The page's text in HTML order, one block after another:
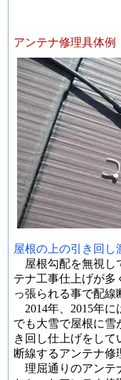
アンテナ修理具体例
屋根の上の引き回し
屋根勾配を無視し
テナ工事仕上げが多
っ張られる事で配線
2014年、2015年に
でも大雪で屋根に雪
き回し仕上げをして
断線するアンテナ修
理屈通りのアンテ